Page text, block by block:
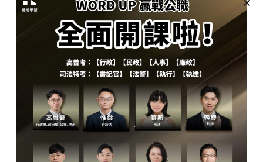
2、除法令所規定外，不得兼任他項公職或業務。
3、兼任非以營利為目的之事業或團體之職務，受有報酬
者，應經服務機關許可。機關首長應經上級主管機關許
之職務，應經服務機關許可。機關首長應經上級主管機關
許可。
或業務之情形